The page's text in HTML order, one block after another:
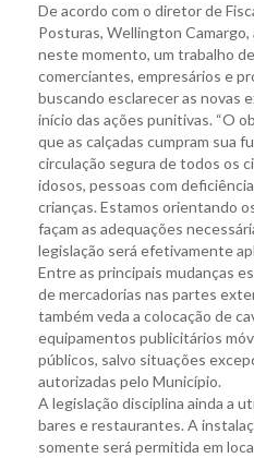
De acordo com o diretor de
Posturas, Wellington
neste momento, um trabalho
comerciantes, empresários e
buscando esclarecer as novas
início das ações punitivas. “O
que as calçadas cumpram sua
circulação segura de todos os
idosos, pessoas com
crianças. Estamos orientando
façam as adequações
legislação será efetivamente
Entre as principais mudanças
de mercadorias nas partes
também veda a colocação de
equipamentos publicitários
públicos, salvo situações
autorizadas pelo Município.
A legislação disciplina ainda a
bares e restaurantes. A
somente será permitida em